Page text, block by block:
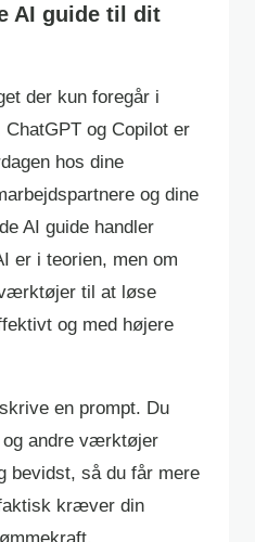
AI guide til dit
der kun foregår i
og Copilot er
hos dine
og dine
AI guide handler
er i teorien, men om
til at løse
og med højere
en prompt. Du
andre værktøjer
bevidst, så du får mere
kræver din